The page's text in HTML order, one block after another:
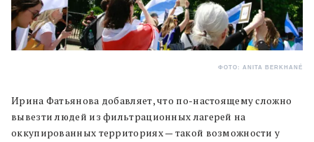
ФОТО: ANITA BERKHANÉ
Ирина Фатьянова добавляет, что по-настоящему сложно
вывезти людей из фильтрационных лагерей на
оккупированных территориях — такой возможности у